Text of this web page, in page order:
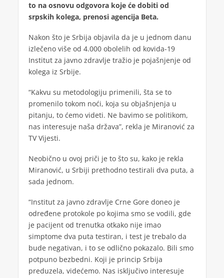
to na osnovu odgovora koje će dobiti od
srpskih kolega, prenosi agencija Beta.
Nakon što je Srbija objavila da je u jednom danu
izlečeno više od 4.000 obolelih od kovida-19
Institut za javno zdravlje tražio je pojašnjenje od
kolega iz Srbije.
“Kakvu su metodologiju primenili, šta se to
promenilo tokom noći, koja su objašnjenja u
pitanju, to ćemo videti. Ne bavimo se politikom,
nas interesuje naša država”, rekla je Miranović za
TV Vijesti.
Neobično u ovoj priči je to što su, kako je rekla
Miranović, u Srbiji prethodno testirali dva puta, a
sada jednom.
“Institut za javno zdravlje Crne Gore doneo je
određene protokole po kojima smo se vodili, gde
je pacijent od trenutka otkako nije imao
simptome dva puta testiran, i test je trebalo da
bude negativan, i to se odlično pokazalo. Bili smo
potpuno bezbedni. Koji je princip Srbija
preduzela, videćemo. Nas isključivo interesuje